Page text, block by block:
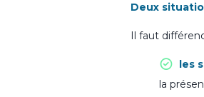
Deux
Il faut
les
la